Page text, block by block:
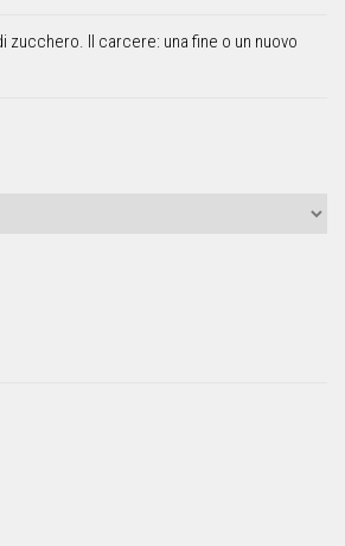
zucchero. Il carcere: una fine o un nuovo